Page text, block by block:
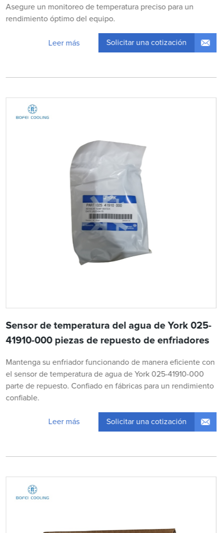
Asegure un monitoreo de temperatura preciso para un
rendimiento óptimo del equipo.
Leer más Solicitar una cotización
Sensor de temperatura del agua de York 025-
41910-000 piezas de repuesto de enfriadores
Mantenga su enfriador funcionando de manera eficiente con
el sensor de temperatura de agua de York 025-41910-000
parte de repuesto. Confiado en fábricas para un rendimiento
confiable.
Leer más Solicitar una cotización